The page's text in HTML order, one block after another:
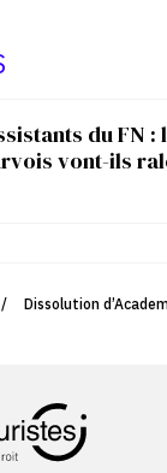
du FN :
vont-ils
/ Dissolution